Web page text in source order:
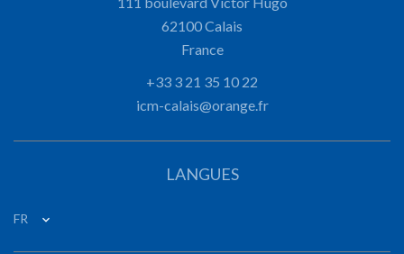
62100Calais
France
+33 3 21 35 10 22
icm-calais@orange.fr
LANGUES
FR